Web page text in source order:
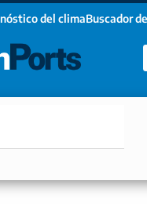
del climaBuscador
Newsletter!
y políticas